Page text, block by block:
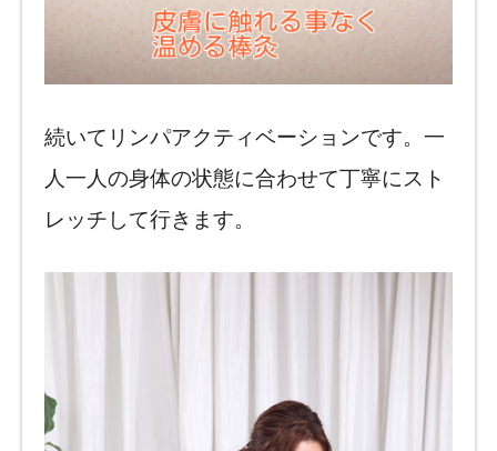
続いてリンパアクティベーションです。一
人一人の身体の状態に合わせて丁寧にスト
レッチして行きます。